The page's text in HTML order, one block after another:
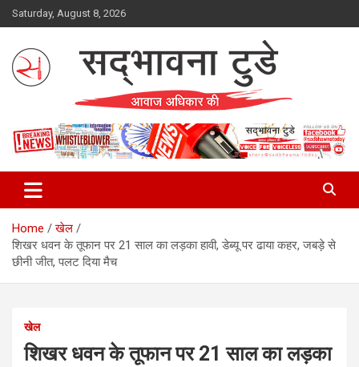
Skip
to
Saturday, August 8, 2026
Sadbhawna Today
Home
खेल
शिखर धवन के तूफान पर 21 साल का लड़का हावी, डेब्यू पर ढाया कहर, जबड़े से
छीनी जीत, पलट दिया मैच
खेल
शिखर धवन के तूफान पर 21 साल का लड़का